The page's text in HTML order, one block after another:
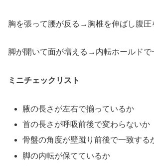
胸を張って腰が反る→胸椎を伸ばし腹圧
脚が開いて面が増える→内転ホールドで
ミニチェックリスト
腋の長さが左右で揃っているか
首の長さが呼吸前後で変わらないか
骨盤の角度が壁蹴り前後で一致する
脚の内転が保てているか